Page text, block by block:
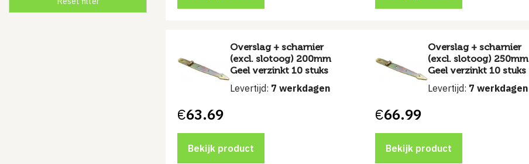
Overslag + scharnier
(excl. slotoog) 200mm
Geel verzinkt 10 stuks
Levertijd: 7 werkdagen
€63.69
Bekijk product
Overslag + scharnier
(excl. slotoog) 250mm
Geel verzinkt 10 stuks
Levertijd: 7 werkdagen
€66.99
Bekijk product